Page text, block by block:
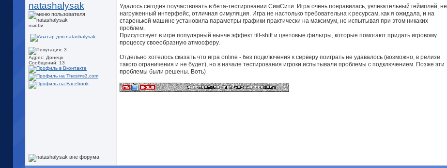
natashalysak
ньюби
Адрес: Донецк
Сообщений: 13
Удалось сегодня поучаствовать в бета-тестировании СимСити. Игра очень понравилась, увлекательный геймплей, не
нагруженный интерфейс, отличная симуляция. Игра не настолько требовательна к ресурсам, как я ожидала, и на
старенькой машине установила параметры графики практически на максимум, не испытывая при этом никаких
проблем.
Присутствует в игре популярный нынче эффект tilt-shift и цветовые фильтры, которые помогают придать игровому
процессу своеобразную атмосферу.
Отдельно хотелось сказать что игра online - без подключения к серверу поиграть не удавалось (возможно, в релизе
такого ограничения и не будет), но в начале тестирования игроки испытывали проблемы с подключением. Позже эти
проблемы были решены. Воть)